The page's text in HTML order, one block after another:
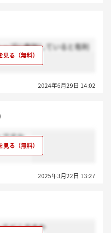
プに参加していると有利
2024年6月29日 14:02
ですか。
2025年3月22日 13:27
どこですか